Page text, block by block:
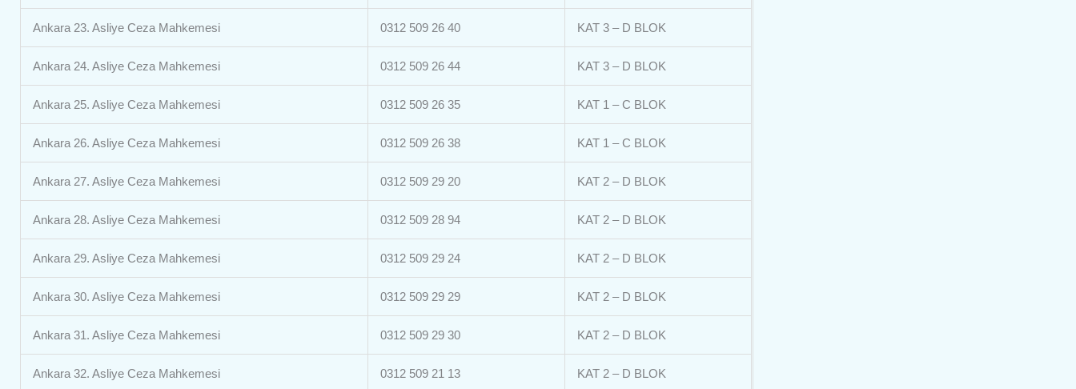
Ankara 23. Asliye Ceza Mahkemesi 0312 509 26 40 KAT 3 – D BLOK
Ankara 24. Asliye Ceza Mahkemesi 0312 509 26 44 KAT 3 – D BLOK
Ankara 25. Asliye Ceza Mahkemesi 0312 509 26 35 KAT 1 – C BLOK
Ankara 26. Asliye Ceza Mahkemesi 0312 509 26 38 KAT 1 – C BLOK
Ankara 27. Asliye Ceza Mahkemesi 0312 509 29 20 KAT 2 – D BLOK
Ankara 28. Asliye Ceza Mahkemesi 0312 509 28 94 KAT 2 – D BLOK
Ankara 29. Asliye Ceza Mahkemesi 0312 509 29 24 KAT 2 – D BLOK
Ankara 30. Asliye Ceza Mahkemesi 0312 509 29 29 KAT 2 – D BLOK
Ankara 31. Asliye Ceza Mahkemesi 0312 509 29 30 KAT 2 – D BLOK
Ankara 32. Asliye Ceza Mahkemesi 0312 509 21 13 KAT 2 – D BLOK